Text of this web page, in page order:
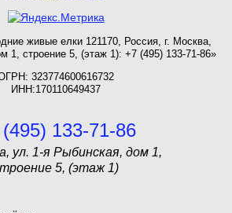
живые елки 121170, Россия, г. Москва,
1, строение 5, (этаж 1): +7 (495) 133-71-86»
323774600616732
ИНН:170110649437
133-71-86
ул. 1-я Рыбинская, дом 1,
5, (этаж 1)